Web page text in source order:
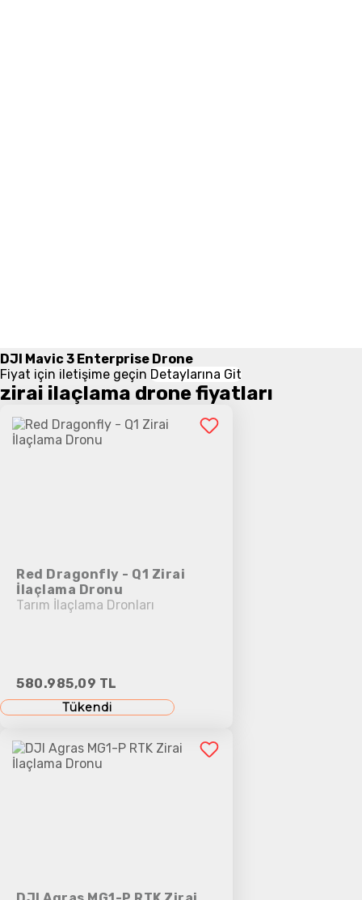
DJI Mavic 3 Enterprise Drone
Fiyat için iletişime geçin Detaylarına Git
zirai ilaçlama drone fiyatları
Red Dragonfly - Q1 Zirai
İlaçlama Dronu
Tarım İlaçlama Dronları
580.985,09 TL
Tükendi